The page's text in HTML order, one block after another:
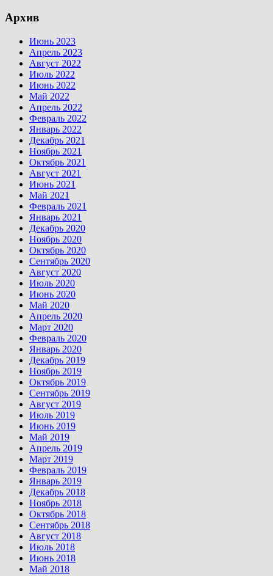
Архив
Июнь 2023
Апрель 2023
Август 2022
Июль 2022
Июнь 2022
Май 2022
Апрель 2022
Февраль 2022
Январь 2022
Декабрь 2021
Ноябрь 2021
Октябрь 2021
Август 2021
Июнь 2021
Май 2021
Февраль 2021
Январь 2021
Декабрь 2020
Ноябрь 2020
Октябрь 2020
Сентябрь 2020
Август 2020
Июль 2020
Июнь 2020
Май 2020
Апрель 2020
Март 2020
Февраль 2020
Январь 2020
Декабрь 2019
Ноябрь 2019
Октябрь 2019
Сентябрь 2019
Август 2019
Июль 2019
Июнь 2019
Май 2019
Апрель 2019
Март 2019
Февраль 2019
Январь 2019
Декабрь 2018
Ноябрь 2018
Октябрь 2018
Сентябрь 2018
Август 2018
Июль 2018
Июнь 2018
Май 2018